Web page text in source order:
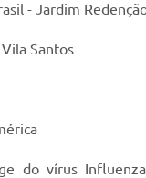
- Jardim
Vila Santos
do vírus